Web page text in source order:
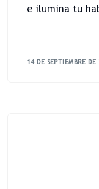
e ilumina tu
14 DE SEPTIEMBRE DE